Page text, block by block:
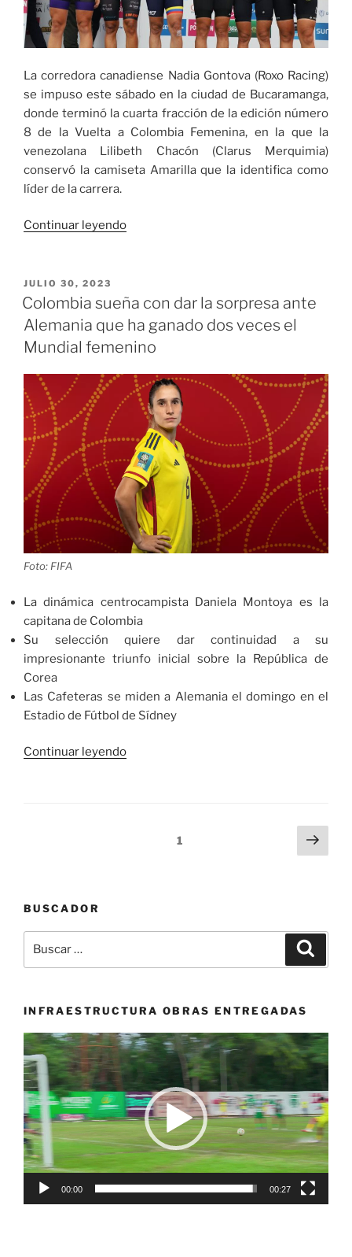
La corredora canadiense Nadia Gontova (Roxo Racing)
se impuso este sábado en la ciudad de Bucaramanga,
donde terminó la cuarta fracción de la edición número
8 de la Vuelta a Colombia Femenina, en la que la
venezolana Lilibeth Chacón (Clarus Merquimia)
conservó la camiseta Amarilla que la identifica como
líder de la carrera.
Continuar leyendo«La
Gontova
la
cuarta
etapa
en
la
ciudad
Bucaramanga
de
la
Vuelta
a
Colombia
PUBLICADO
EL
JULIO 30, 2023
Colombia sueña con dar la sorpresa ante
Alemania que ha ganado dos veces el
Mundial femenino
Foto: FIFA
La dinámica centrocampista Daniela Montoya es la
capitana de Colombia
Su selección quiere dar continuidad a su
impresionante triunfo inicial sobre la República de
Corea
Las Cafeteras se miden a Alemania el domingo en el
Estadio de Fútbol de Sídney
Continuar leyendo«Colombia
Mundial
femenino»
Página1
BUSCADOR
por:
INFRAESTRUCTURA OBRAS ENTREGADAS
Reproductor
de
vídeo
00:00 00:27